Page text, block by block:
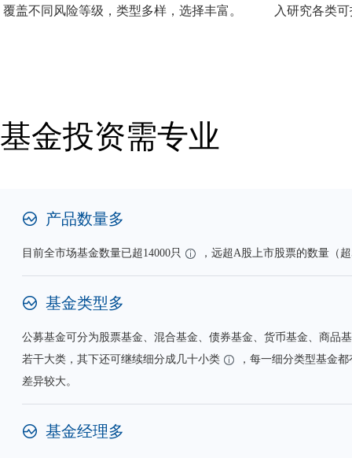
覆盖不同风险等级，类型多样，选择丰富。
入研究各类
基金投资需专业
产品数量多
目前全市场基金数量已超14000只 ，远超A股上市股票的数量（
基金类型多
公募基金可分为股票基金、混合基金、债券基金、货币基金、商品
若干大类，其下还可继续细分成几十小类
，每一细分类型基金
差异较大。
基金经理多